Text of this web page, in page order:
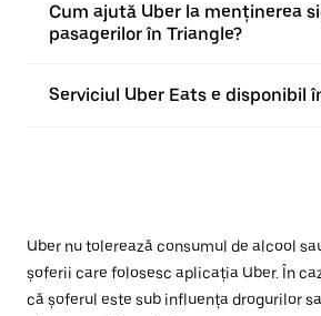
Cum ajută Uber la menținerea
pasagerilor în Triangle?
Serviciul Uber Eats e disponibil
Uber nu tolerează consumul de alcool
șoferii care folosesc aplicația Uber. În
că șoferul este sub influența drogurilor